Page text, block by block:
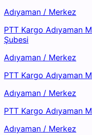
Adıyaman / Merkez
PTT Kargo Adıyaman
Şubesi
Adıyaman / Merkez
PTT Kargo Adıyaman
Adıyaman / Merkez
PTT Kargo Adıyaman
Adıyaman / Merkez